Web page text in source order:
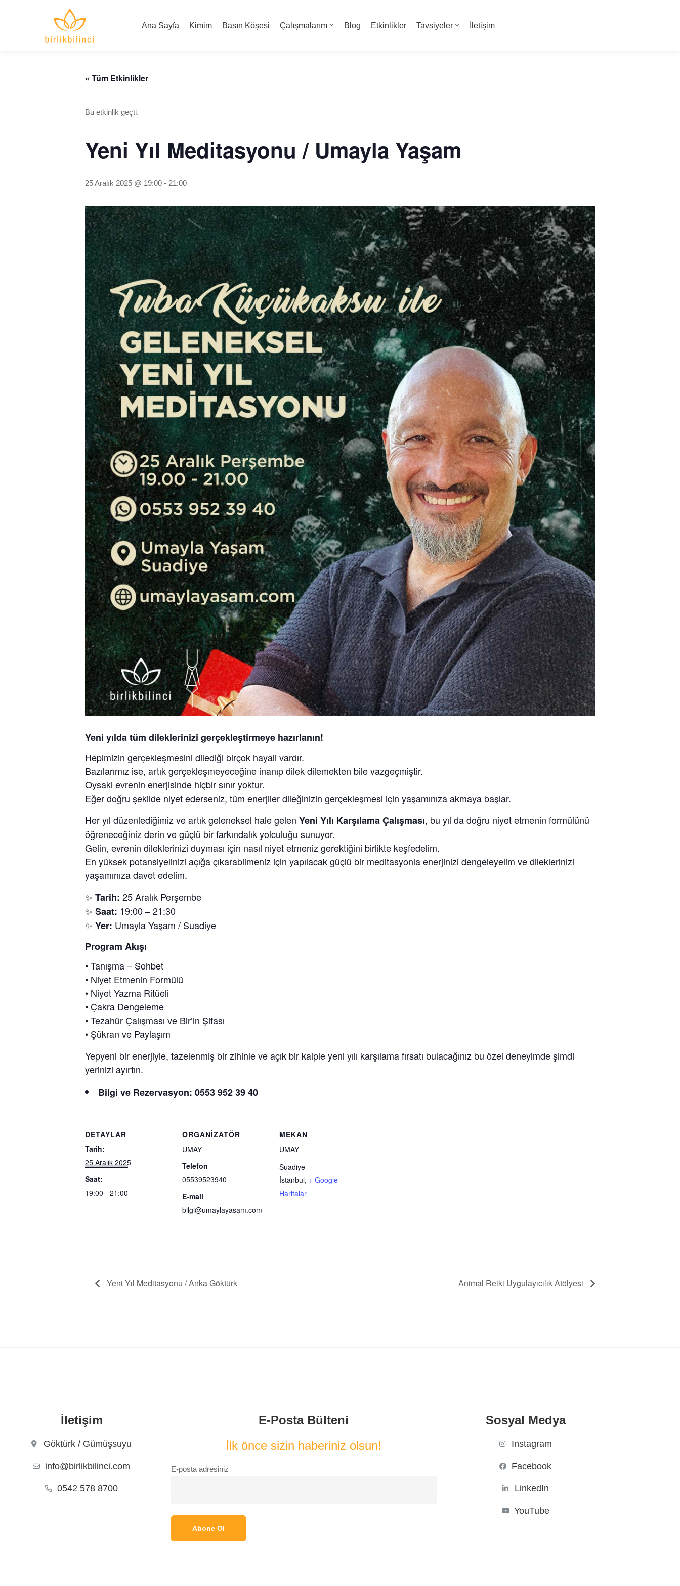
Ana Sayfa Kimim Basın Köşesi Çalışmalarım Blog Etkinlikler Tavsiyeler İletişim
« Tüm Etkinlikler
Bu etkinlik geçti.
Yeni Yıl Meditasyonu / Umayla Yaşam
25 Aralık 2025 @ 19:00 - 21:00
Yeni yılda tüm dileklerinizi gerçekleştirmeye hazırlanın!
Hepimizin gerçekleşmesini dilediği birçok hayali vardır.
Bazılarımız ise, artık gerçekleşmeyeceğine inanıp dilek dilemekten bile vazgeçmiştir.
Oysaki evrenin enerjisinde hiçbir sınır yoktur.
Eğer doğru şekilde niyet ederseniz, tüm enerjiler dileğinizin gerçekleşmesi için yaşamınıza akmaya başlar.
Her yıl düzenlediğimiz ve artık geleneksel hale gelen Yeni Yılı Karşılama Çalışması, bu yıl da doğru niyet etmenin formülünü
öğreneceğiniz derin ve güçlü bir farkındalık yolculuğu sunuyor.
Gelin, evrenin dileklerinizi duyması için nasıl niyet etmeniz gerektiğini birlikte keşfedelim.
En yüksek potansiyelinizi açığa çıkarabilmeniz için yapılacak güçlü bir meditasyonla enerjinizi dengeleyelim ve dileklerinizi
yaşamınıza davet edelim.
✨ Tarih: 25 Aralık Perşembe
✨ Saat: 19:00 – 21:30
✨ Yer: Umayla Yaşam / Suadiye
Program Akışı
• Tanışma – Sohbet
• Niyet Etmenin Formülü
• Niyet Yazma Ritüeli
• Çakra Dengeleme
• Tezahür Çalışması ve Bir’in Şifası
• Şükran ve Paylaşım
Yepyeni bir enerjiyle, tazelenmiş bir zihinle ve açık bir kalple yeni yılı karşılama fırsatı bulacağınız bu özel deneyimde şimdi
yerinizi ayırtın.
Bilgi ve Rezervasyon: 0553 952 39 40
DETAYLAR
Tarih:
25 Aralık 2025
Saat:
19:00 - 21:00
ORGANIZATÖR
UMAY
Telefon
05539523940
E-mail
bilgi@umaylayasam.com
MEKAN
UMAY
Suadiye
İstanbul, + Google
Haritalar
Yeni Yıl Meditasyonu / Anka Göktürk Animal Reiki Uygulayıcılık Atölyesi
İletişim
Göktürk / Gümüşsuyu
info@birlikbilinci.com
0542 578 8700
E-Posta Bülteni
İlk önce sizin haberiniz olsun!
E-posta adresiniz
Sosyal Medya
Instagram
Facebook
LinkedIn
YouTube